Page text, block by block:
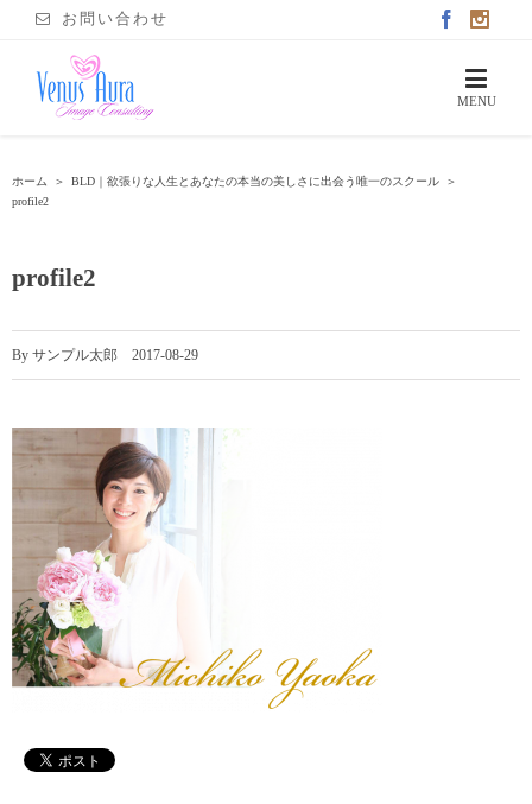
お問い合わせ
ホーム ＞ BLD｜欲張りな人生とあなたの本当の美しさに出会う唯一のスクール
＞
profile2
profile2
By サンプル太郎 2017-08-29